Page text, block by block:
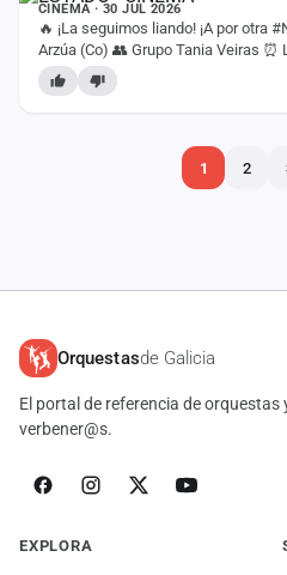
CINEMA · 30 JUL 2026
🔥 ¡La seguimos liando! ¡A por otra
Arzúa (Co) 👥 Grupo Tania Veiras
1 2
Orquestasde Galicia
El portal de referencia de orquestas
verbener@s.
EXPLORA